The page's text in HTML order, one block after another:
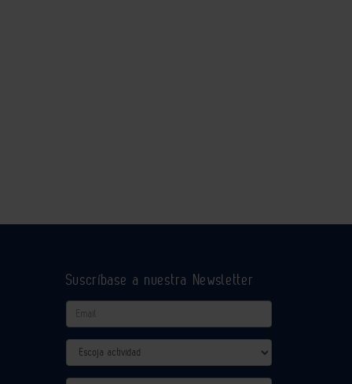
Suscríbase a nuestra Newsletter
Email
Actividad